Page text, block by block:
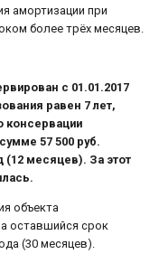
амортизации при
более трёх месяцев.
с 01.01.2017
равен 7 лет,
консервации
57 500 руб.
(12 месяцев). За этот
объекта
оставшийся срок
(30 месяцев).